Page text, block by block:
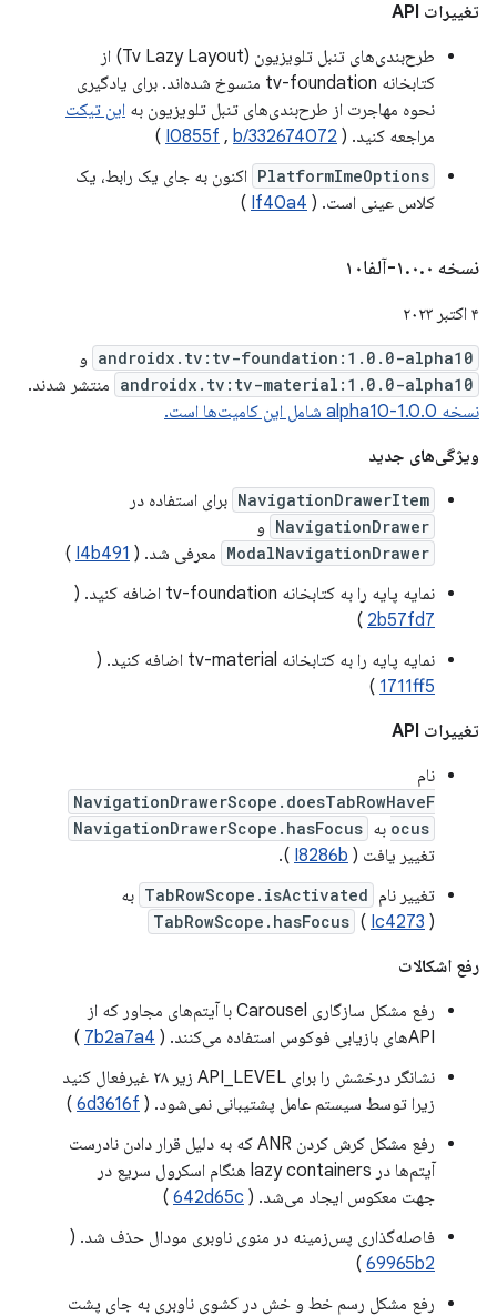
تغییرات API
طرح‌بندی‌های تنبل تلویزیون (Tv Lazy Layout) از
کتابخانه tv-foundation منسوخ شده‌اند. برای یادگیری
نحوه مهاجرت از طرح‌بندی‌های تنبل تلویزیون به این تیکت
مراجعه کنید. (
I0855f , b/332674072
)
PlatformImeOptions اکنون به جای یک رابط، یک
کلاس عینی است. ( If40a4
)
نسخه ۱ .۰.۰-آلفا۱۰
۴ اکتبر ۲۰۲۳
androidx.tv:tv-foundation:1.0.0-alpha10 و
androidx.tv:tv-material:1.0.0-alpha10 منتشر شدند.
نسخه 1.0.0-alpha10 شامل این کامیت‌ها است.
ویژگی‌های جدید
NavigationDrawerItem برای استفاده در
NavigationDrawer و
ModalNavigationDrawer معرفی شد. ( I4b491
)
نمایه پایه را به کتابخانه tv-foundation اضافه کنید. (
2b57fd7
)
نمایه پایه را به کتابخانه tv-material اضافه کنید. (
1711ff5
)
تغییرات API
نام
NavigationDrawerScope.doesTabRowHaveF
ocus به NavigationDrawerScope.hasFocus
تغییر یافت ( I8286b
).
تغییر نام TabRowScope.isActivated به
TabRowScope.hasFocus ( Ic4273 )
رفع اشکالات
رفع مشکل سازگاری Carousel با آیتم‌های مجاور که از
APIهای بازیابی فوکوس استفاده می‌کنند. (
7b2a7a4
)
نشانگر درخشش را برای API_LEVEL زیر ۲۸ غیرفعال کنید
زیرا توسط سیستم عامل پشتیبانی نمی‌شود. ( 6d3616f
)
رفع مشکل کرش کردن ANR که به دلیل قرار دادن نادرست
آیتم‌ها در lazy containers هنگام اسکرول سریع در
جهت معکوس ایجاد می‌شد. ( 642d65c
)
فاصله‌گذاری پس‌زمینه در منوی ناوبری مودال حذف شد. (
69965b2
)
رفع مشکل رسم خط و خش در کشوی ناوبری به جای پشت